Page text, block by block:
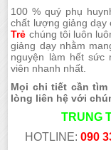
100 % quý phụ
chất lượng giảng
Trẻ chúng tôi luôn
giảng dạy nhằm
nguyện làm hết sức
viên nhanh nhất.
Mọi chi tiết cần tìm
lòng liên hệ với
TRUNG
HOTLINE: 090